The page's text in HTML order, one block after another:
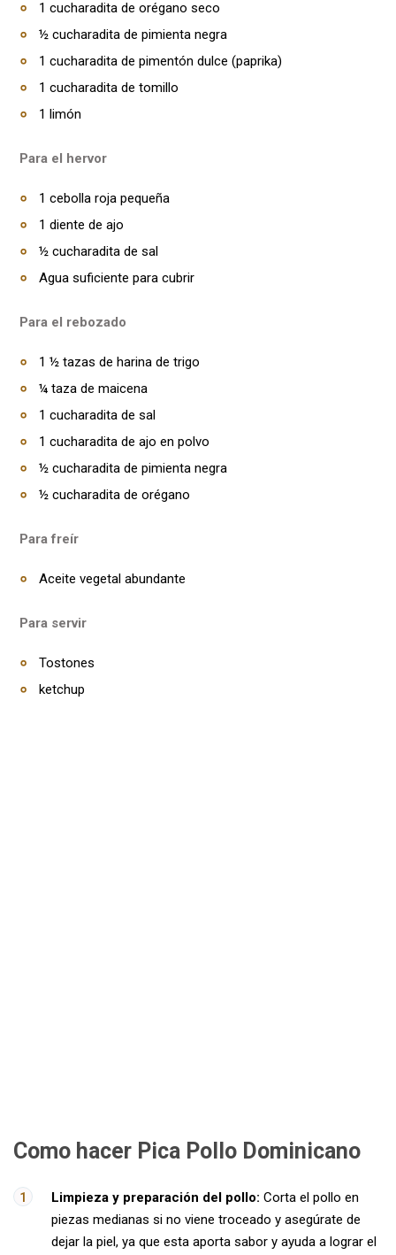
1 cucharadita de orégano seco
½ cucharadita de pimienta negra
1 cucharadita de pimentón dulce (paprika)
1 cucharadita de tomillo
1 limón
Para el hervor
1 cebolla roja pequeña
1 diente de ajo
½ cucharadita de sal
Agua suficiente para cubrir
Para el rebozado
1 ½ tazas de harina de trigo
¼ taza de maicena
1 cucharadita de sal
1 cucharadita de ajo en polvo
½ cucharadita de pimienta negra
½ cucharadita de orégano
Para freír
Aceite vegetal abundante
Para servir
Tostones
ketchup
Como hacer Pica Pollo Dominicano
Limpieza y preparación del pollo: Corta el pollo en
piezas medianas si no viene troceado y asegúrate de
dejar la piel, ya que esta aporta sabor y ayuda a lograr el